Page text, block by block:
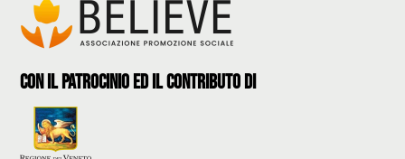
con il patrocinio ed il contributo di